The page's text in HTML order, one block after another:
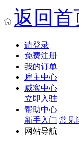
返回首
请登录
免费注册
我的订单
雇主中心
威客中心
立即入驻
帮助中心
新手入门 常见
网站导航